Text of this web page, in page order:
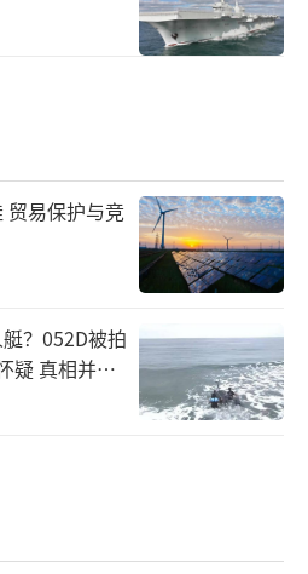
贸易保护与竞
？052D被拍
疑 真相并非